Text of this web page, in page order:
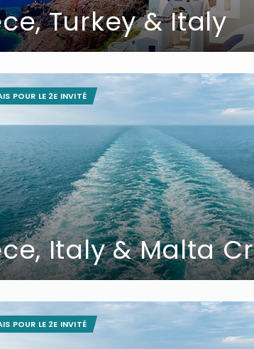
Turkey & Italy
Italy & Malta
POUR LE 2E INVITÉ
POUR LE 2E INVITÉ